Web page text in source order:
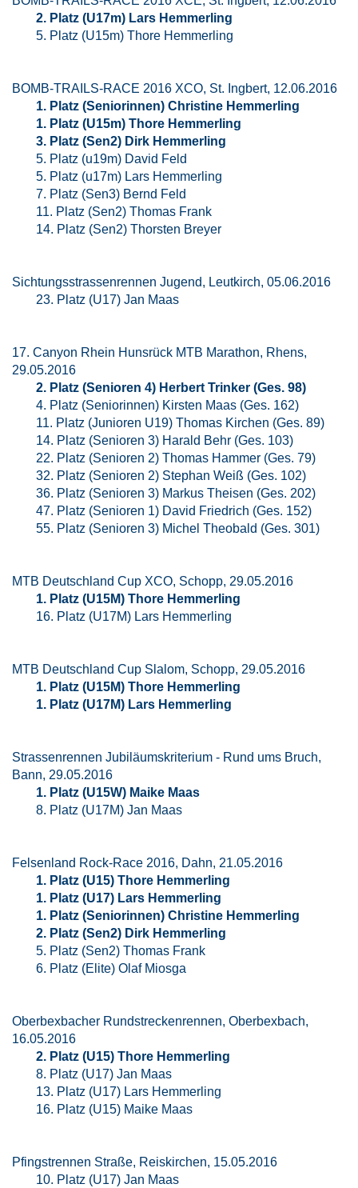
2. Platz (U17m) Lars Hemmerling
5. Platz (U15m) Thore Hemmerling
BOMB-TRAILS-RACE 2016 XCO, St. Ingbert, 12.06.2016
1. Platz (Seniorinnen) Christine Hemmerling
1. Platz (U15m) Thore Hemmerling
3. Platz (Sen2) Dirk Hemmerling
5. Platz (u19m) David Feld
5. Platz (u17m) Lars Hemmerling
7. Platz (Sen3) Bernd Feld
11. Platz (Sen2) Thomas Frank
14. Platz (Sen2) Thorsten Breyer
Sichtungsstrassenrennen Jugend, Leutkirch, 05.06.2016
23. Platz (U17) Jan Maas
17. Canyon Rhein Hunsrück MTB Marathon, Rhens,
29.05.2016
2. Platz (Senioren 4) Herbert Trinker (Ges. 98)
4. Platz (Seniorinnen) Kirsten Maas (Ges. 162)
11. Platz (Junioren U19) Thomas Kirchen (Ges. 89)
14. Platz (Senioren 3) Harald Behr (Ges. 103)
22. Platz (Senioren 2) Thomas Hammer (Ges. 79)
32. Platz (Senioren 2) Stephan Weiß (Ges. 102)
36. Platz (Senioren 3) Markus Theisen (Ges. 202)
47. Platz (Senioren 1) David Friedrich (Ges. 152)
55. Platz (Senioren 3) Michel Theobald (Ges. 301)
MTB Deutschland Cup XCO, Schopp, 29.05.2016
1. Platz (U15M) Thore Hemmerling
16. Platz (U17M) Lars Hemmerling
MTB Deutschland Cup Slalom, Schopp, 29.05.2016
1. Platz (U15M) Thore Hemmerling
1. Platz (U17M) Lars Hemmerling
Strassenrennen Jubiläumskriterium - Rund ums Bruch,
Bann, 29.05.2016
1. Platz (U15W) Maike Maas
8. Platz (U17M) Jan Maas
Felsenland Rock-Race 2016, Dahn, 21.05.2016
1. Platz (U15) Thore Hemmerling
1. Platz (U17) Lars Hemmerling
1. Platz (Seniorinnen) Christine Hemmerling
2. Platz (Sen2) Dirk Hemmerling
5. Platz (Sen2) Thomas Frank
6. Platz (Elite) Olaf Miosga
Oberbexbacher Rundstreckenrennen, Oberbexbach,
16.05.2016
2. Platz (U15) Thore Hemmerling
8. Platz (U17) Jan Maas
13. Platz (U17) Lars Hemmerling
16. Platz (U15) Maike Maas
Pfingstrennen Straße, Reiskirchen, 15.05.2016
10. Platz (U17) Jan Maas